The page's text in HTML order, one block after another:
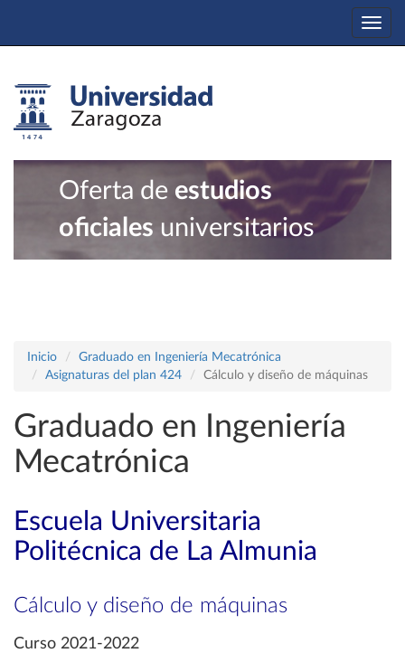
Oferta de estudios
oficiales universitarios
Inicio
Graduado en Ingeniería Mecatrónica
Asignaturas del plan 424
Cálculo y diseño de máquinas
Graduado en Ingeniería
Mecatrónica
Escuela Universitaria
Politécnica de La Almunia
Cálculo y diseño de máquinas
Curso 2021-2022